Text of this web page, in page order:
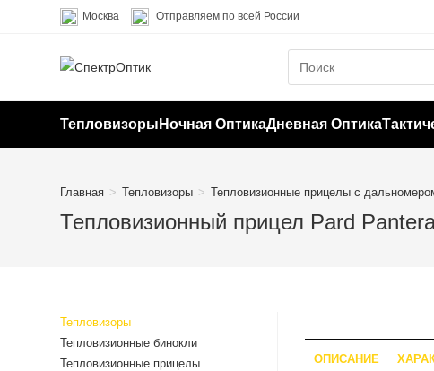
содержимому
Москва Отправляем по всей России
Тепловизоры Ночная ОптикаДневная Оптика
Главная > Тепловизоры > Тепловизионные прицелы с
Тепловизионный прицел Pard
ОПИСАНИЕ
Тепловизоры
Тепловизионные бинокли
Тепловизионные прицелы